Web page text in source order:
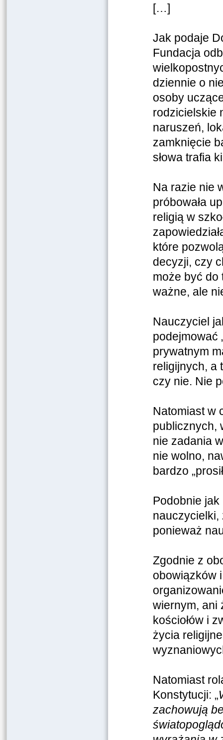
[…]
Jak podaje
Fundacja
dziennie o
osoby
rodzicielskie
naruszeń,
zamknięcie
słowa trafia
Na razie nie
próbowała
religią w
które
decyzji, czy
może być do
ważne, ale
Nauczyciel
podejmować
prywatnym
religijnych, a
czy nie. Nie
Natomiast w
publicznych,
nie zadania
nie wolno,
bardzo
Podobnie jak
nauczycielki,
ponieważ
Zgodnie z
obowiązków
wiernym, ani
kościołów i
życia
Natomiast
Konstytucji: „
zachowują